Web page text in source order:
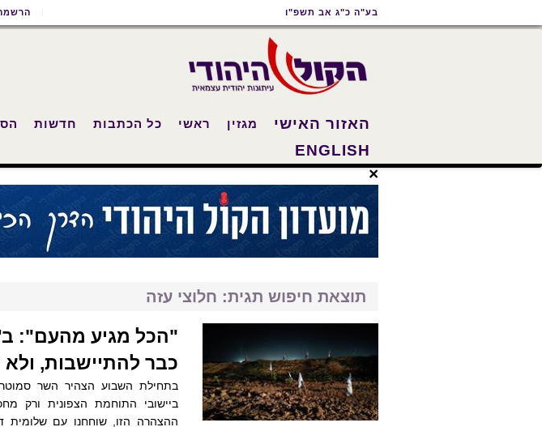
נגישות
ראשי
ראשי
בע"ה כ"ג אב תשפ"ו
האזור האישי מגזין ראשי כל הכתבות חדשות
ENGLISH
×
תוצאת חיפוש תגית: חלוצי עזה
"הכל מגיע מהעם":
כבר להתיישבות,
בתחילת השבוע הצהיר השר
ביישובי התוחמת הצפונית ורק
ההצהרה הזו, שוחחנו עם שלומית